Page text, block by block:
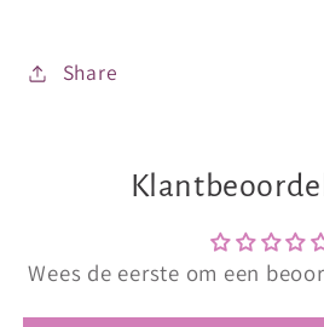
Share
Wees de eerste om een